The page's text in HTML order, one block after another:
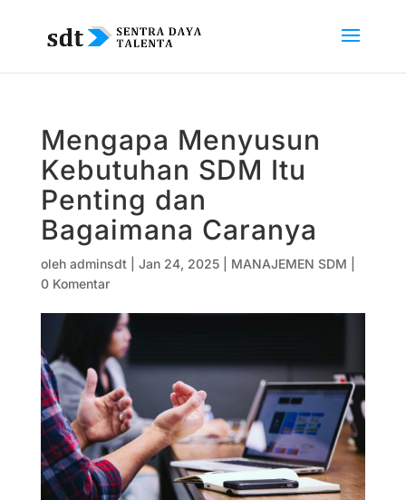
Mengapa Menyusun
Kebutuhan SDM Itu
Penting dan
Bagaimana Caranya
oleh adminsdt| Jan 24, 2025| MANAJEMEN SDM
0 Komentar